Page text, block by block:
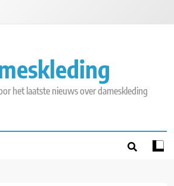
het laatste nieuws over dameskleding